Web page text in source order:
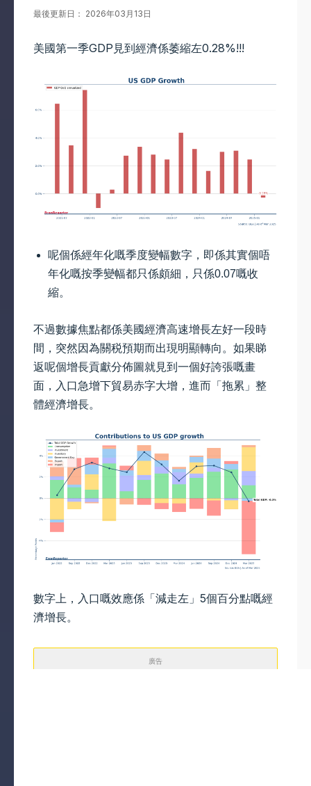
最後更新日： 2026年03月13日
美國第一季GDP見到經濟係萎縮左0.28%!!!
呢個係經年化嘅季度變幅數字，即係其實個唔
年化嘅按季變幅都只係頗細，只係0.07嘅收
縮。
不過數據焦點都係美國經濟高速增長左好一段時
間，突然因為關税預期而出現明顯轉向。如果睇
返呢個增長貢獻分佈圖就見到一個好誇張嘅畫
面，入口急增下貿易赤字大增，進而「拖累」整
體經濟增長。
數字上，入口嘅效應係「減走左」5個百分點嘅經
濟增長。
廣告